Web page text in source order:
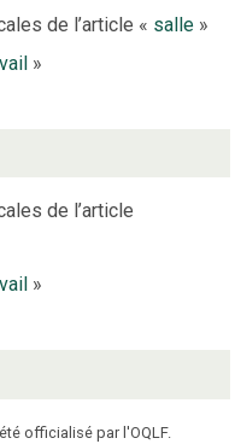
de l’article « salle »
»
de l’article
»
officialisé par l'OQLF.